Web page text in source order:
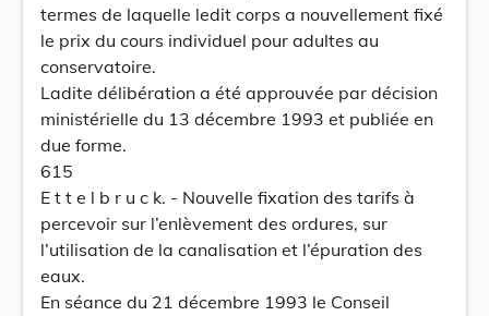
termes de laquelle ledit corps a nouvellement fixé
le prix du cours individuel pour adultes au
conservatoire.
Ladite délibération a été approuvée par décision
ministérielle du 13 décembre 1993 et publiée en
due forme.
615
E t t e l b r u c k. - Nouvelle fixation des tarifs à
percevoir sur l’enlèvement des ordures, sur
l’utilisation de la canalisation et l’épuration des
eaux.
En séance du 21 décembre 1993 le Conseil